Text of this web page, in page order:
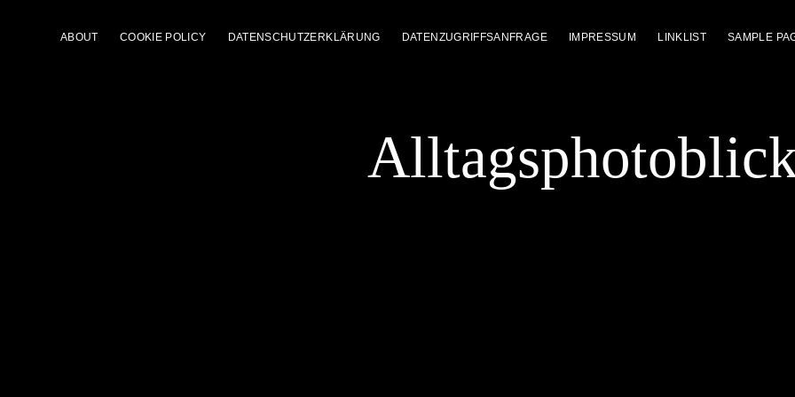
ABOUT COOKIE POLICY DATENSCHUTZERKLÄRUNG DATENZUGRIFFSANFRAGE IMPRESSUM LINKLIST SAMPLE